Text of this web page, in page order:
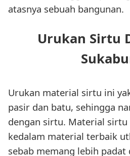
atasnya sebuah bangunan.
Urukan Sirtu
Urukan material sirtu ini
pasir dan batu, sehingga
dengan sirtu. Material
kedalam material terbaik
sebab memang lebih padat